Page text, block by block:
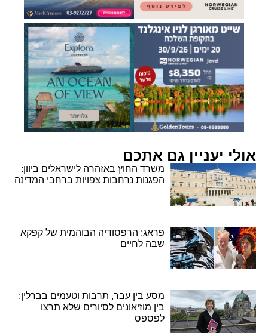
אולי יעניין גם אתכם
משרד החוץ באזהרה לישראלים ביוון:
הפגנות נרחבות צפויות ברחבי המדינה
פראג: הרפסודיה הבוהמית של קפקא
שבה לחיים
מסע בין עבר, תרבות וטעמים בברלין:
בין מוזיאונים לסיורים שלא תרצו
לפספס